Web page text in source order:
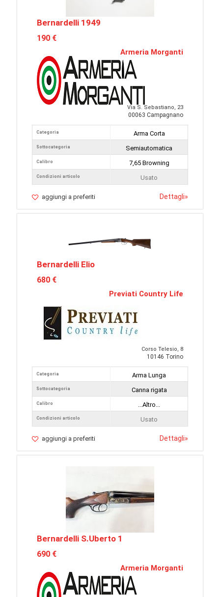
Bernardelli 1949
190 €
Armeria Morganti
Via S. Sebastiano, 23
00063 Campagnano
Categoria
Sottocategoria
Calibro
Condizioni articolo
Arma Corta
Semiautomatica
7,65 Browning
Usato
aggiungi a preferiti Dettagli»
Bernardelli Elio
680 €
Previati Country Life
Corso Telesio, 8
10146 Torino
Categoria
Sottocategoria
Calibro
Condizioni articolo
Arma Lunga
Canna rigata
...Altro...
Usato
aggiungi a preferiti Dettagli»
Bernardelli S.Uberto 1
690 €
Armeria Morganti